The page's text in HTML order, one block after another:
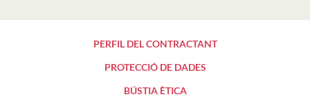
PERFIL DEL CONTRACTANT
PROTECCIÓ DE DADES
BÚSTIA ÈTICA